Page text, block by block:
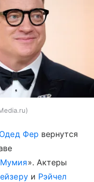
Одед Фер вернутся
Мумия». Актеры
и Рэйчел